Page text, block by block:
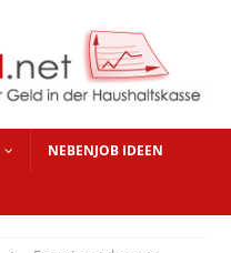
NEBENJOB IDEEN